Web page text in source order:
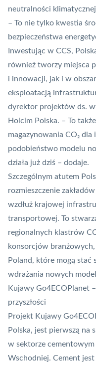
neutralności
– To nie tylko kwestia
bezpieczeństwa
Inwestując w CCS,
również tworzy miejsca
i innowacji, jak i w
eksploatacją
dyrektor projektów ds.
Holcim Polska. – To
magazynowania CO₂
podobieństwo modelu
działa już dziś – dodaje.
Szczególnym atutem
rozmieszczenie
wzdłuż krajowej
transportowej. To
regionalnych klastrów
konsorcjów
Poland, które mogą
wdrażania nowych
Kujawy Go4ECOPlanet
przyszłości
Projekt Kujawy
Polska, jest pierwszą na
w sektorze
Wschodniej. Cement